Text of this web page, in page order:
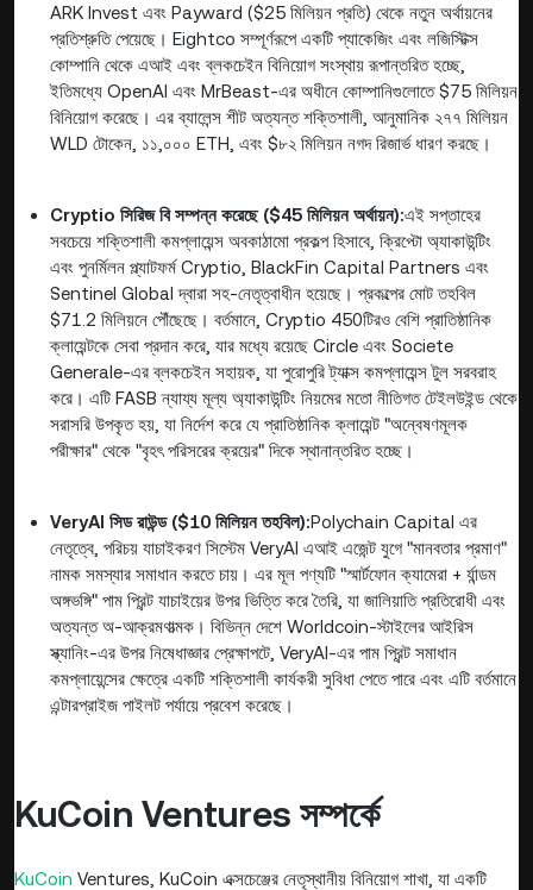
ARK Invest এবং Payward ($25 মিলিয়ন প্রতি) থেকে নতুন অর্থায়নের
প্রতিশ্রুতি পেয়েছে। Eightco সম্পূর্ণরূপে একটি প্যাকেজিং এবং লজিস্টিক্স
কোম্পানি থেকে এআই এবং ব্লকচেইন বিনিয়োগ সংস্থায় রূপান্তরিত হচ্ছে,
ইতিমধ্যে OpenAI এবং MrBeast-এর অধীনে কোম্পানিগুলোতে $75 মিলিয়ন
বিনিয়োগ করেছে। এর ব্যালেন্স শীট অত্যন্ত শক্তিশালী, আনুমানিক ২৭৭ মিলিয়ন
WLD টোকেন, ১১,০০০ ETH, এবং $৮২ মিলিয়ন নগদ রিজার্ভ ধারণ করছে।
Cryptio সিরিজ বি সম্পন্ন করেছে ($45 মিলিয়ন অর্থায়ন):এই সপ্তাহের
সবচেয়ে শক্তিশালী কমপ্লায়েন্স অবকাঠামো প্রকল্প হিসাবে, ক্রিপ্টো অ্যাকাউন্টিং
এবং পুনর্মিলন প্ল্যাটফর্ম Cryptio, BlackFin Capital Partners এবং
Sentinel Global দ্বারা সহ-নেতৃত্বাধীন হয়েছে। প্রকল্পের মোট তহবিল
$71.2 মিলিয়নে পৌঁছেছে। বর্তমানে, Cryptio 450টিরও বেশি প্রাতিষ্ঠানিক
ক্লায়েন্টকে সেবা প্রদান করে, যার মধ্যে রয়েছে Circle এবং Societe
Generale-এর ব্লকচেইন সহায়ক, যা পুরোপুরি ট্যাক্স কমপ্লায়েন্স টুল সরবরাহ
করে। এটি FASB ন্যায্য মূল্য অ্যাকাউন্টিং নিয়মের মতো নীতিগত টেইলউইন্ড থেকে
সরাসরি উপকৃত হয়, যা নির্দেশ করে যে প্রাতিষ্ঠানিক ক্লায়েন্ট "অন্বেষণমূলক
পরীক্ষার" থেকে "বৃহৎ পরিসরের ক্রয়ের" দিকে স্থানান্তরিত হচ্ছে।
VeryAI সিড রাউন্ড ($10 মিলিয়ন তহবিল):Polychain Capital এর
নেতৃত্বে, পরিচয় যাচাইকরণ সিস্টেম VeryAI এআই এজেন্ট যুগে "মানবতার প্রমাণ"
নামক সমস্যার সমাধান করতে চায়। এর মূল পণ্যটি "স্মার্টফোন ক্যামেরা + র্যান্ডম
অঙ্গভঙ্গি" পাম প্রিন্ট যাচাইয়ের উপর ভিত্তি করে তৈরি, যা জালিয়াতি প্রতিরোধী এবং
অত্যন্ত অ-আক্রমণাত্মক। বিভিন্ন দেশে Worldcoin-স্টাইলের আইরিস
স্ক্যানিং-এর উপর নিষেধাজ্ঞার প্রেক্ষাপটে, VeryAI-এর পাম প্রিন্ট সমাধান
কমপ্লায়েন্সের ক্ষেত্রে একটি শক্তিশালী কার্যকরী সুবিধা পেতে পারে এবং এটি বর্তমানে
এন্টারপ্রাইজ পাইলট পর্যায়ে প্রবেশ করেছে।
KuCoin Ventures সম্পর্কে
KuCoin Ventures, KuCoin এক্সচেঞ্জের নেতৃস্থানীয় বিনিয়োগ শাখা, যা একটি